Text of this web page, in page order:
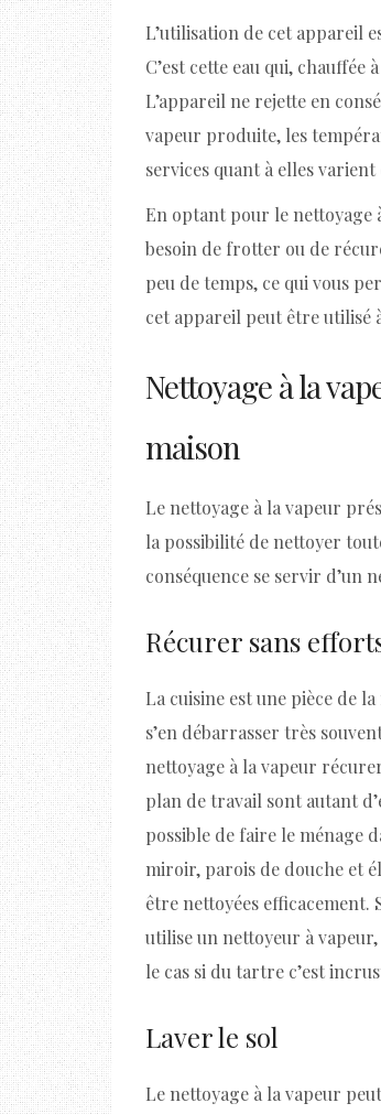
L’utilisation de cet appareil
C’est cette eau qui,
L’appareil ne rejette en
vapeur produite, les
services quant à elles
En optant pour le nettoyage
besoin de frotter ou de
peu de temps, ce qui vous
cet appareil peut être utilisé
Nettoyage à la
maison
Le nettoyage à la vapeur
la possibilité de nettoyer
conséquence se servir d’un
Récurer sans
La cuisine est une pièce de
s’en débarrasser très
nettoyage à la vapeur
plan de travail sont autant
possible de faire le ménage
miroir, parois de douche et
être nettoyées efficacement.
utilise un nettoyeur à vapeur,
le cas si du tartre c’est
Laver le sol
Le nettoyage à la vapeur